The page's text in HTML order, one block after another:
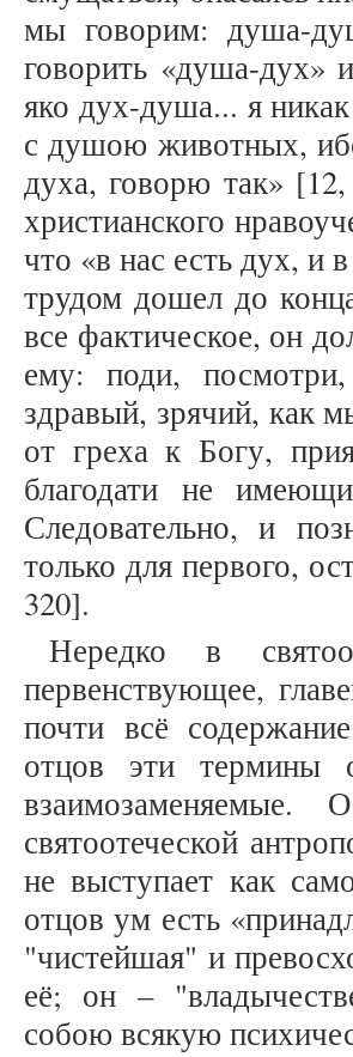
мы говорим: душа-
говорить «душа-дух»
яко дух-душа... я
с душою животных,
духа, говорю так»
христианского
что «в нас есть дух, и
трудом дошел до
все фактическое, он
ему: поди,
здравый, зрячий, как
от греха к Богу,
благодати не
Следовательно, и
только для первого,
320].
Нередко в
первенствующее,
почти всё
отцов эти термины
святоотеческой
не выступает как
отцов ум есть
"чистейшая" и
её; он –
собою всякую